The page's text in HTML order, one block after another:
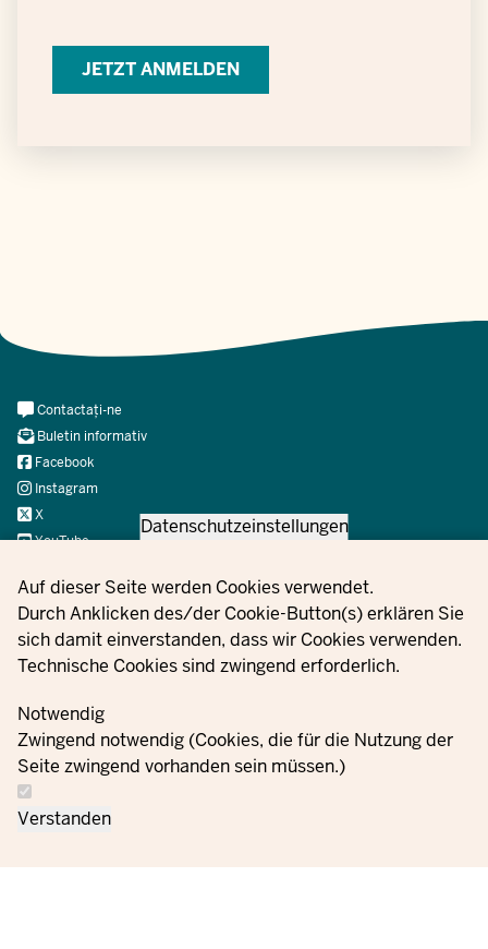
Privacy settings
Datenschutzeinstellungen
Auf dieser Seite werden Cookies verwendet.
Durch Anklicken des/der Cookie-Button(s) erklären Sie
sich damit einverstanden, dass wir Cookies verwenden.
Technische Cookies sind zwingend erforderlich.
Notwendig
Zwingend notwendig (Cookies, die für die Nutzung der
Seite zwingend vorhanden sein müssen.)
Verstanden
personenbezogener
Daten
Contactați-
ne
Informații
privind
Meta
Navi
Social
Contactați-ne
Buletin informativ
Facebook
Instagram
X
YouTube
© 2021 - 2026 Ministerium für Kinder, Jugend, Familie,
Gleichstellung, Flucht und Integration des Landes Nordrhein-
Westfalen